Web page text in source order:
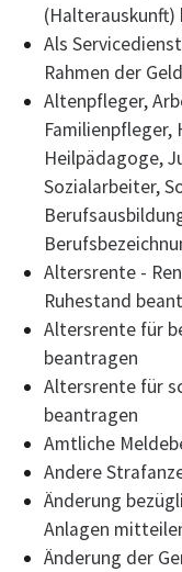
(Halterauskunft)
Als
Rahmen der
Altenpfleger,
Heilpädagoge,
Sozialarbeiter,
Altersrente -
Ruhestand
Altersrente für
beantragen
Altersrente für
beantragen
Amtliche
Andere
Änderung
Anlagen
Änderung der